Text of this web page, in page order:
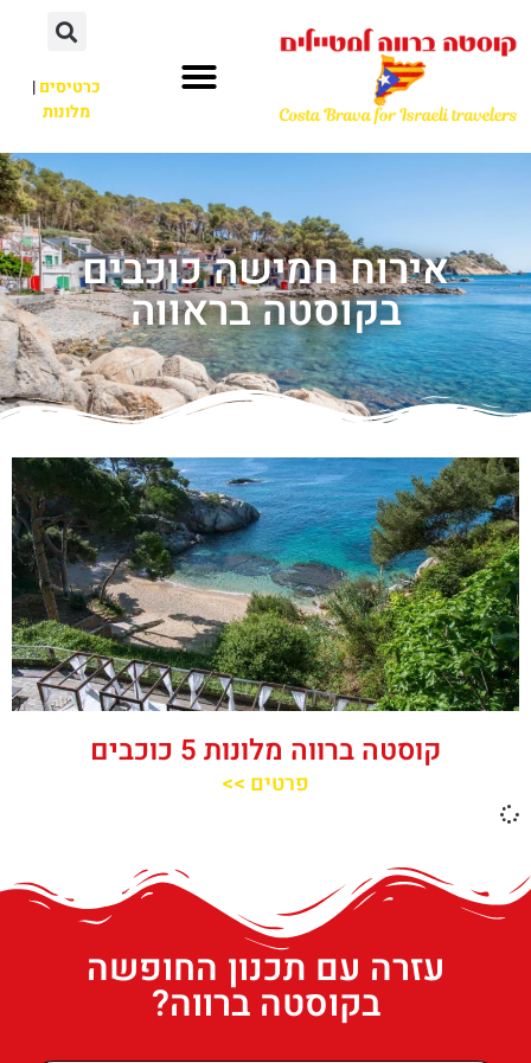
כרטיסים|
מלונות
אירוח חמישה כוכבים
בקוסטה בראווה
קוסטה ברווה מלונות 5 כוכבים
פרטים >>
עזרה עם תכנון החופשה
בקוסטה ברווה?